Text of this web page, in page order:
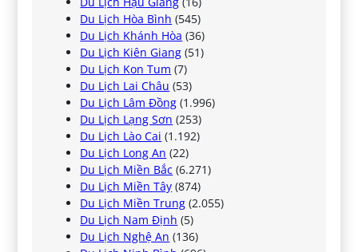
Du Lịch Hòa Bình (545)
Du Lịch Khánh Hòa (36)
Du Lịch Kiên Giang (51)
Du Lịch Kon Tum (7)
Du Lịch Lai Châu (53)
Du Lịch Lâm Đồng (1.996)
Du Lịch Lạng Sơn (253)
Du Lịch Lào Cai (1.192)
Du Lịch Long An (22)
Du Lịch Miền Bắc (6.271)
Du Lịch Miền Tây (874)
Du Lịch Miền Trung (2.055)
Du Lịch Nam Định (5)
Du Lịch Nghệ An (136)